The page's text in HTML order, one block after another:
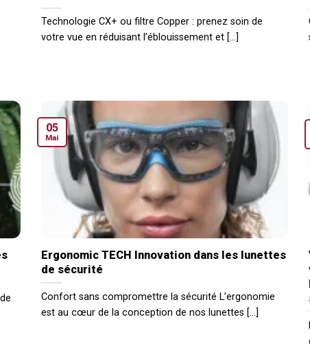
Technologie CX+ ou filtre Copper : prenez soin de
votre vue en réduisant l’éblouissement et [...]
Ergonomic TECH Innovation dans les lunettes
de sécurité
Confort sans compromettre la sécurité L’ergonomie
est au cœur de la conception de nos lunettes [...]
05
Mai